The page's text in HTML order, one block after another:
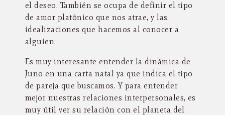
el deseo. También se ocupa de definir el tipo
de amor platónico que nos atrae, y las
idealizaciones que hacemos al conocer a
alguien.
Es muy interesante entender la dinámica de
Juno en una carta natal ya que indica el tipo
de pareja que buscamos. Y para entender
mejor nuestras relaciones interpersonales, es
muy útil ver su relación con el planeta del